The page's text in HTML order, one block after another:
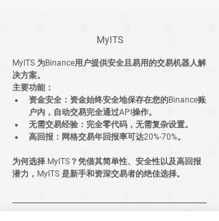
MyITS
MyITS 为Binance用户提供安全且易用的交易机器人解
决方案。
主要功能：
资金安全：资金始终安全地保存在您的Binance账
户内，自动交易完全通过API操作。
无需交易经验 ：完全零代码，无需复杂设置。
高回报 ：网格交易年回报率可达20%-70%。
为何选择 MyITS？凭借其简单性、安全性以及高回报
潜力，MyITS 是新手和资深交易者的绝佳选择。